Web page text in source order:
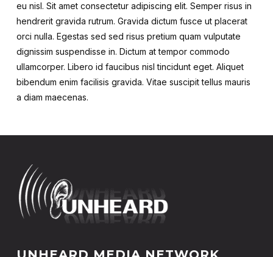
eu nisl. Sit amet consectetur adipiscing elit. Semper risus in
hendrerit gravida rutrum. Gravida dictum fusce ut placerat
orci nulla. Egestas sed sed risus pretium quam vulputate
dignissim suspendisse in. Dictum at tempor commodo
ullamcorper. Libero id faucibus nisl tincidunt eget. Aliquet
bibendum enim facilisis gravida. Vitae suscipit tellus mauris
a diam maecenas.